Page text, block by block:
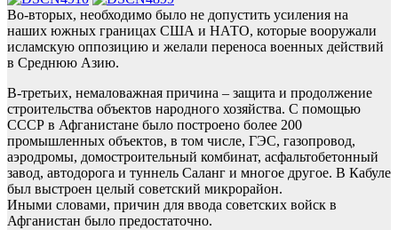
Во-вторых, необходимо было не допустить усиления на
наших южных границах США и НАТО, которые вооружали
исламскую оппозицию и желали переноса военных действий
в Среднюю Азию.
В-третьих, немаловажная причина – защита и продолжение
строительства объектов народного хозяйства. С помощью
СССР в Афганистане было построено более 200
промышленных объектов, в том числе, ГЭС, газопровод,
аэродромы, домостроительный комбинат, асфальтобетонный
завод, автодорога и туннель Саланг и многое другое. В Кабуле
был выстроен целый советский микрорайон.
Иными словами, причин для ввода советских войск в
Афганистан было предостаточно.